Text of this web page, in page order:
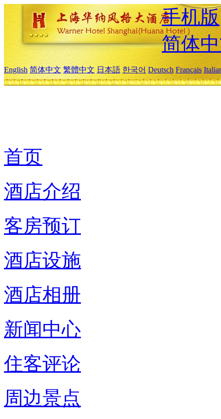
手机版
简体
English 简体中文 繁體中文 日本語 한국어 Deutsch Français
首页
酒店介绍
客房预订
酒店设施
酒店相册
新闻中心
住客评论
周边景点